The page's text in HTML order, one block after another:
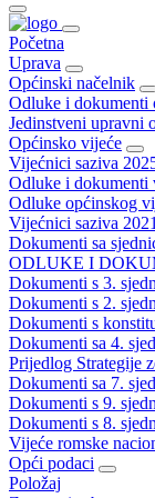
Početna
Uprava
Općinski načelnik
Odluke i dokumenti
Jedinstveni upravni
Općinsko vijeće
Vijećnici saziva
Odluke i dokumenti
Odluke općinskog
Vijećnici saziva
Dokumenti sa
ODLUKE I
Dokumenti s 3.
Dokumenti s 2.
Dokumenti s
Dokumenti sa 4.
Prijedlog Strategije
Dokumenti sa 7.
Dokumenti s 9.
Dokumenti s 8.
Vijeće romske
Opći podaci
Položaj